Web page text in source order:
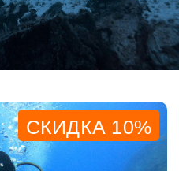
СКИДКА 10%